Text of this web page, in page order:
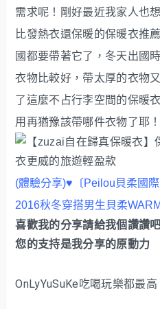
需求呢！剛好最近我家人也
比發熱衣還保暖的保暖衣推
國都要帶著它了，冬天出國
衣物比較好，帶太厚的衣物
了這麼不占行李空間的保暖
用再猶豫該帶哪件衣物了耶！
(體驗分享)♥〔Peilou貝柔國
2016秋冬穿搭男生貝柔
喜歡我的分享請給我個讚讚
您的支持是我分享的原動力
OnLyYuSuKe吃喝玩樂都最高